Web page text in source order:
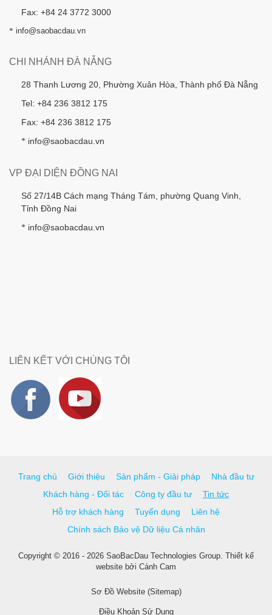
Fax: +84 24 3772 3000
* info@saobacdau.vn
CHI NHÁNH ĐÀ NẴNG
28 Thanh Lương 20, Phường Xuân Hòa, Thành phố Đà Nẵng
Tel: +84 236 3812 175
Fax: +84 236 3812 175
* info@saobacdau.vn
VP ĐẠI DIỆN ĐỒNG NAI
Số 27/14B Cách mạng Tháng Tám, phường Quang Vinh,
Tỉnh Đồng Nai
* info@saobacdau.vn
LIÊN KẾT VỚI CHÚNG TÔI
Trang chủ Giới thiệu Sản phẩm - Giải pháp
Nhà đầu tư
Khách hàng - Đối tác
Công ty đầu tư
Tin tức
Hỗ trợ khách hàng
Tuyển dụng
Liên hệ
Chính sách Bảo vệ Dữ liệu Cá nhân
Copyright © 2016 - 2026 SaoBacDau Technologies Group. Thiết kế
website bởi Cánh Cam
Sơ Đồ Website (Sitemap)
Điều Khoản Sử Dụng